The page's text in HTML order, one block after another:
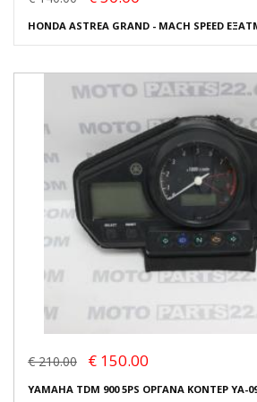
HONDA ASTREA GRAND - MACH SPEED
€ 210.00 € 150.00
YAMAHA TDM 900 5PS ΟΡΓΑΝΑ ΚΟΝΤΕΡ YA-